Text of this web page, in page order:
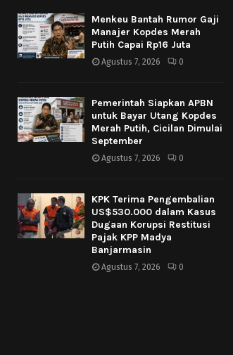
Menkeu Bantah Rumor Gaji
Manajer Kopdes Merah
Putih Capai Rp16 Juta
Agustus 7, 2026 0
Pemerintah Siapkan APBN
untuk Bayar Utang Kopdes
Merah Putih, Cicilan Dimulai
September
Agustus 7, 2026 0
KPK Terima Pengembalian
US$530.000 dalam Kasus
Dugaan Korupsi Restitusi
Pajak KPP Madya
Banjarmasin
Agustus 7, 2026 0